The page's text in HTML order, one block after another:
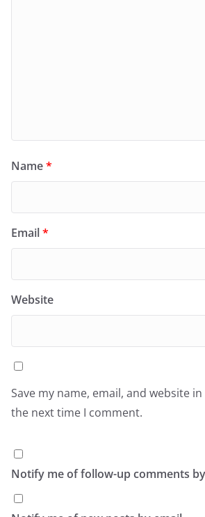
Name*
Email*
Website
Save my name, email, and website
the next time I comment.
Notify me of follow-up comments